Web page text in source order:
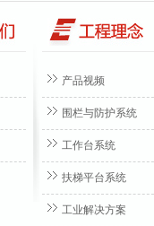
产品视频
围栏与防护系统
工作台系统
扶梯平台系统
工业解决方案